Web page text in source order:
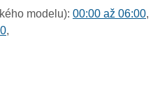
modelu): 00:00 až 06:00,
,